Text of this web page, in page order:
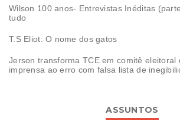
Wilson 100 anos- Entrevistas Inéditas
tudo
T.S Eliot: O nome dos gatos
Jerson transforma TCE em comitê eleitoral
imprensa ao erro com falsa lista de
ASSUNTOS